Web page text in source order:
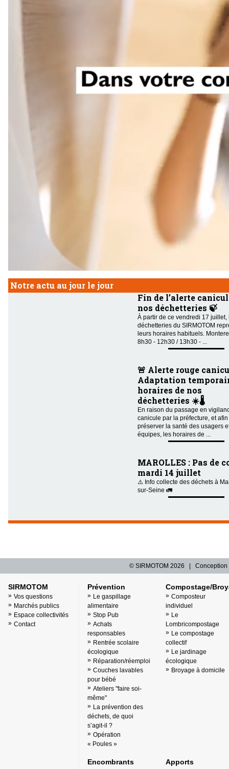
Notre actu au jour le jour
Fin de l’alerte
nos déchetteries 🍃
À partir de ce vendredi 17 juillet,
déchetteries du SIRMOTOM
leurs horaires habituels.
8h30 - 12h30 / 13h30 - ...
🚨 Alerte rouge
Adaptation
horaires de nos
déchetteries ☀️🌡️
En raison du passage en
canicule par la préfecture, et
préserver la santé des usagers
équipes, les horaires de ...
MAROLLES : Pas de
mardi 14 juillet
⚠️ Info collecte des déchets à
sur-Seine 🚛
© SIRMOTOM 2026 | Conception
SIRMOTOM
Vos questions
Marchés publics
Espace collectivités
Contact
Prévention
Le gaspillage
alimentaire
Stop Pub
Achats
responsables
Rentrée scolaire
écologique
Réparation/réemploi
Couches lavables
pour bébé
Ateliers "faire soi-
même"
La prévention des
déchets, de quoi
s’agit-il ?
Opération
« Poules »
Compostage/
Composteur
individuel
Le
Lombricompostage
Le compostage
collectif
Le jardinage
écologique
Broyage à domicile
Encombrants
Apports